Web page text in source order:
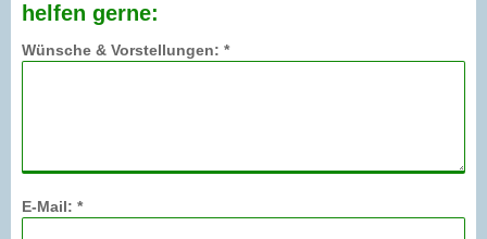
helfen gerne:
Wünsche & Vorstellungen: *
E-Mail: *